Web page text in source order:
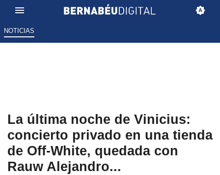
NOTICIAS
La última noche de Vinicius:
concierto privado en una tienda
de Off-White, quedada con
Rauw Alejandro...